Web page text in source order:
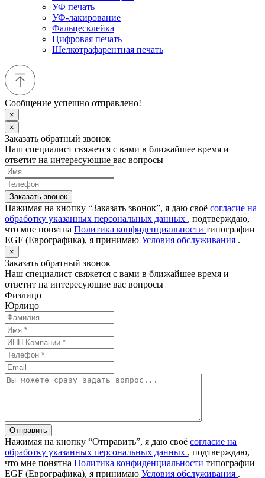
УФ печать
УФ-лакирование
Фальцесклейка
Цифровая печать
Шелкотрафарентная печать
Сообщение успешно отправлено!
×
×
Заказать обратный звонок
Наш специалист свяжется с вами в ближайшее время и
ответит на интересующие вас вопросы
Заказать звонок
Нажимая на кнопку “Заказать звонок”, я даю своё согласие на
обработку указанных персональных данных , подтверждаю,
что мне понятна Политика конфиденциальности типографии
EGF (Еврографика), я принимаю Условия обслуживания .
×
Заказать обратный звонок
Наш специалист свяжется с вами в ближайшее время и
ответит на интересующие вас вопросы
Физлицо
Юрлицо
Отправить
Нажимая на кнопку “Отправить”, я даю своё согласие на
обработку указанных персональных данных , подтверждаю,
что мне понятна Политика конфиденциальности типографии
EGF (Еврографика), я принимаю Условия обслуживания .